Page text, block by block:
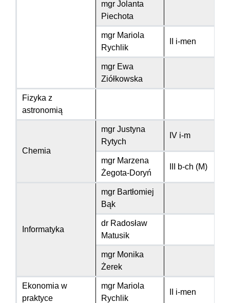
mgr Jolanta
Piechota
mgr Mariola
Rychlik
II i-men
mgr Ewa
Ziółkowska
Fizyka z
astronomią
Chemia
mgr Justyna
Rytych
IV i-m
mgr Marzena
Żegota-Doryń
III b-ch (M)
Informatyka
mgr Bartłomiej
Bąk
dr Radosław
Matusik
mgr Monika
Żerek
Ekonomia w
praktyce
mgr Mariola
Rychlik
II i-men